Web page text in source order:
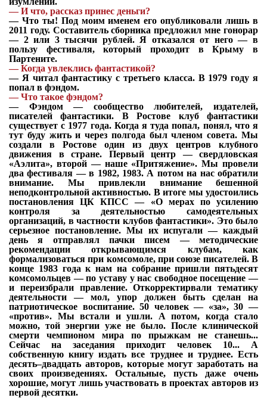
—И что, рассказ принес деньги?
— Что ты! Под моим именем его опубликовали лишь в
2011 году. Составитель сборника предложил мне гонорар
— 2 или 3 тысячи рублей. Я отказался от него — в
пользу фестиваля, который проходит в Крыму в
Партените.
—Когда увлеклись фантастикой?
— Я читал фантастику с третьего класса. В 1979 году я
попал в фэндом.
—Что такое фэндом?
— Фэндом — сообщество любителей, издателей,
писателей фантастики. В Ростове клуб фантастики
существует с 1977 года. Когда я туда попал, понял, что я
тут буду жить и через полгода был членом совета. Мы
создали в Ростове один из двух центров клубного
движения в стране. Первый центр — свердловская
«Аэлита», второй — наше «Притяжение». Мы провели
два фестиваля — в 1982, 1983. А потом на нас обратили
внимание. Мы привлекли внимание бешенной
неподконтрольной активностью. В итоге мы удостоились
постановления ЦК КПСС — «О мерах по усилению
контроля за деятельностью самодеятельных
организаций, в частности клубов фантастики». Это было
серьезное постановление. Мы их испугали — каждый
день я отправлял пачки писем — методические
рекомендации открывающимся клубам, как
формализоваться при комсомоле, при союзе писателей. В
конце 1983 года к нам на собрание пришли пятьдесят
комсомольцев — по уставу у нас свободное посещение —
и переизбрали правление. Откорректирвали тематику
деятельности — мол, упор должен быть сделан на
патриотическое воспитание. 50 человек — «за», 30 —
«против». Мы встали и ушли. А потом, когда стало
можно, той энергии уже не было. После клинической
смерти чемпионом мира по прыжкам не станешь...
Сейчас на заседания приходит человек 10... А
собственную книгу издать все труднее и труднее. Есть
десять–двадцать авторов, которые могут заработать на
своих произведениях. Остальные, пусть даже очень
хорошие, могут лишь участвовать в проектах авторов из
первой десятки.